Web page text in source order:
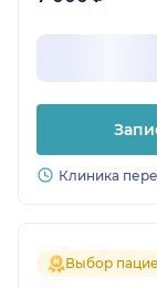
Клиника
Выбор